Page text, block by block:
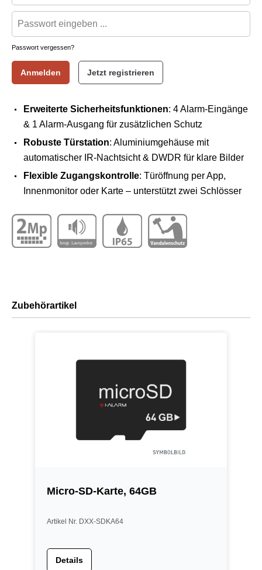
Passwort vergessen?
Anmelden Jetzt registrieren
Erweiterte Sicherheitsfunktionen: 4 Alarm-Eingänge
& 1 Alarm-Ausgang für zusätzlichen Schutz
Robuste Türstation: Aluminiumgehäuse mit
automatischer IR-Nachtsicht & DWDR für klare Bilder
Flexible Zugangskontrolle: Türöffnung per App,
Innenmonitor oder Karte – unterstützt zwei Schlösser
Zubehörartikel
Micro-SD-Karte, 64GB
Artikel Nr. DXX-SDKA64
Details